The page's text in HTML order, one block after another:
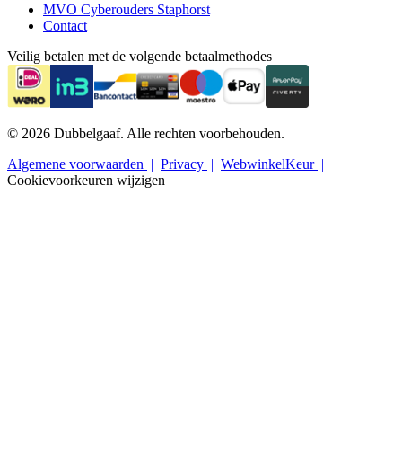
MVO Cyberouders Staphorst
Contact
Veilig betalen met de volgende betaalmethodes
© 2026 Dubbelgaaf. Alle rechten voorbehouden.
Algemene voorwaarden
Privacy
WebwinkelKeur
Cookievoorkeuren wijzigen